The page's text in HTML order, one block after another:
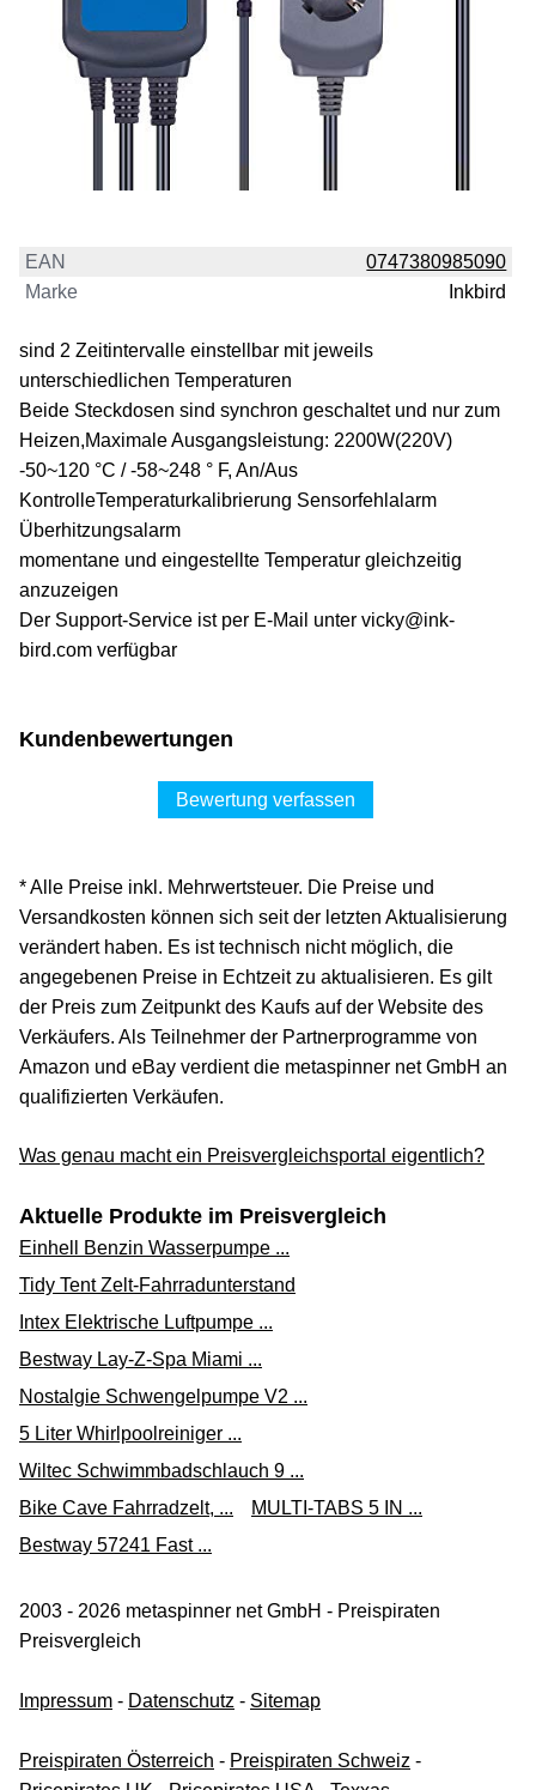
EAN
0747380985090
Marke
Inkbird
sind 2 Zeitintervalle einstellbar mit jeweils
unterschiedlichen Temperaturen
Beide Steckdosen sind synchron geschaltet und nur zum
Heizen,Maximale Ausgangsleistung: 2200W(220V)
-50~120 °C / -58~248 ° F, An/Aus
KontrolleTemperaturkalibrierung Sensorfehlalarm
Überhitzungsalarm
momentane und eingestellte Temperatur gleichzeitig
anzuzeigen
Der Support-Service ist per E-Mail unter vicky@ink-
bird.com verfügbar
Kundenbewertungen
Bewertung verfassen
* Alle Preise inkl. Mehrwertsteuer. Die Preise und
Versandkosten können sich seit der letzten Aktualisierung
verändert haben. Es ist technisch nicht möglich, die
angegebenen Preise in Echtzeit zu aktualisieren. Es gilt
der Preis zum Zeitpunkt des Kaufs auf der Website des
Verkäufers. Als Teilnehmer der Partnerprogramme von
Amazon und eBay verdient die metaspinner net GmbH an
qualifizierten Verkäufen.
Was genau macht ein Preisvergleichsportal eigentlich?
Aktuelle Produkte im Preisvergleich
Einhell Benzin Wasserpumpe ...
Tidy Tent Zelt-Fahrradunterstand
Intex Elektrische Luftpumpe ...
Bestway Lay-Z-Spa Miami ...
Nostalgie Schwengelpumpe V2 ...
5 Liter Whirlpoolreiniger ...
Wiltec Schwimmbadschlauch 9 ...
Bike Cave Fahrradzelt, ...
MULTI-TABS 5 IN ...
Bestway 57241 Fast ...
2003 - 2026 metaspinner net GmbH - Preispiraten
Preisvergleich
Impressum - Datenschutz - Sitemap
Preispiraten Österreich - Preispiraten Schweiz -